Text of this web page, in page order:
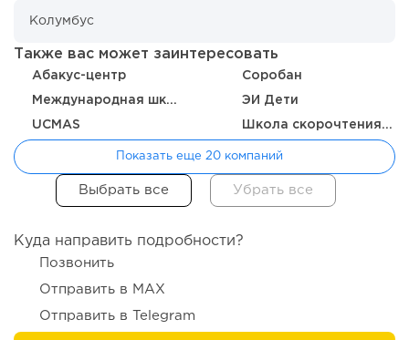
Прокат квадроциклов: инвестиции 2 млн рублей,
прибыль 300 тысяч...
Также вас может заинтересовать
Абакус-центр Соробан
Международная школа Л.Л. Васильевой ЭИ Дети
UCMAS Школа скорочтения Шамиля Ахмадулина
Показать еще 20 компаний
Куда направить подробности?
Позвонить
Отправить в MAX
Отправить в Telegram